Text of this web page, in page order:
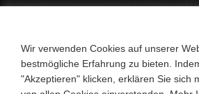
Wir verwenden Cookies auf unserer
bestmögliche Erfahrung zu bieten.
"Akzeptieren" klicken, erklären Sie sich